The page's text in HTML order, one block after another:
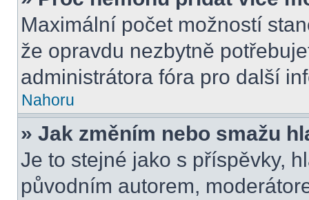
Maximální počet možností
že opravdu nezbytně
administrátora fóra pro další
Nahoru
» Jak změním nebo smažu
Je to stejné jako s příspěvky,
původním autorem,